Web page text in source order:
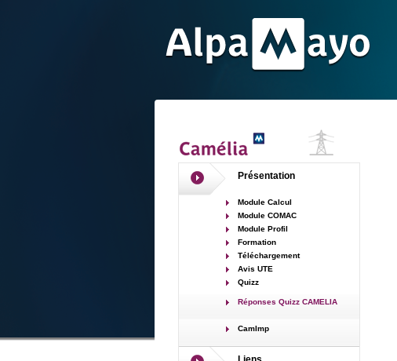
Présentation
Module Calcul
Module COMAC
Module Profil
Formation
Téléchargement
Avis UTE
Quizz
Réponses Quizz CAMELIA
CamImp